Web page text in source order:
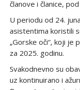
članove i članice,
U periodu od 24.
asistentima koristili
„Gorske oči“, koji je
za 2025. godinu.
Svakodnevno su
uz kontinuirano i